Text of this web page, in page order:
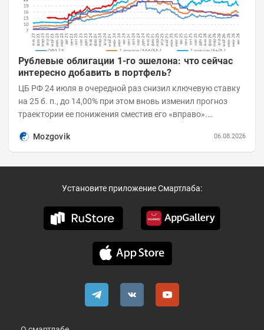
Рублевые облигации 1-го эшелона: что сейчас
интересно добавить в портфель?
ЦБ РФ 24 июля в очередной раз снизил ключевую ставку
на 25 б. п., до 14,00% при этом вновь изменил прогноз
траектории ее понижения сместив его «вправо».
Mozgovik
06.08.2026
Установите приложение Смартлаба: